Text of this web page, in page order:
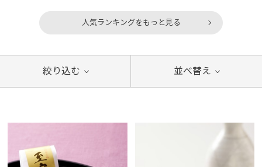
人気ランキングをもっと見る
絞り込む 並べ替え